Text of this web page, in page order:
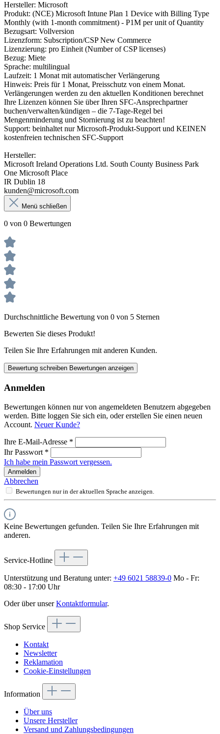
Hersteller: Microsoft
Produkt: (NCE) Microsoft Intune Plan 1 Device with Billing Type
Monthly (with 1-month commitment) - P1M per unit of Quantity
Bezugsart: Vollversion
Lizenzform: Subscription/CSP New Commerce
Lizenzierung: pro Einheit (Number of CSP licenses)
Bezug: Miete
Sprache: multilingual
Laufzeit: 1 Monat mit automatischer Verlängerung
Hinweis: Preis für 1 Monat, Preisschutz von einem Monat.
Verlängerungen werden zu den aktuellen Konditionen berechnet
Ihre Lizenzen können Sie über Ihren SFC-Ansprechpartner
buchen/verwalten/kündigen – die 7-Tage-Regel bei
Mengenminderung und Stornierung ist zu beachten!
Support: beinhaltet nur Microsoft-Produkt-Support und KEINEN
kostenfreien technischen SFC-Support
Hersteller:
Microsoft Ireland Operations Ltd. South County Business Park
One Microsoft Place
IR Dublin 18
kunden@microsoft.com
Menü schließen
0 von 0 Bewertungen
Durchschnittliche Bewertung von 0 von 5 Sternen
Bewerten Sie dieses Produkt!
Teilen Sie Ihre Erfahrungen mit anderen Kunden.
Bewertung schreiben Bewertungen anzeigen
Anmelden
Bewertungen können nur von angemeldeten Benutzern abgegeben
werden. Bitte loggen Sie sich ein, oder erstellen Sie einen neuen
Account. Neuer Kunde?
Ihre E-Mail-Adresse *
Ihr Passwort *
Ich habe mein Passwort vergessen.
Anmelden
Abbrechen
Bewertungen nur in der aktuellen Sprache anzeigen.
Keine Bewertungen gefunden. Teilen Sie Ihre Erfahrungen mit
anderen.
Service-Hotline
Unterstützung und Beratung unter: +49 6021 58839-0 Mo - Fr:
08:30 - 17:00 Uhr
Oder über unserKontaktformular.
Shop Service
Kontakt
Newsletter
Reklamation
Cookie-Einstellungen
Information
Über uns
Unsere Hersteller
Versand und Zahlungsbedingungen